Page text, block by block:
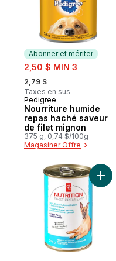
Abonner et mériter
sale:
2,50 $ MIN 3
, formerly:
2,79 $
Taxes en sus
Abonner et mériter
Pedigree
Nourriture humide
repas haché saveur
de filet mignon
375 g, 0,74 $/100g
Magasiner Offre